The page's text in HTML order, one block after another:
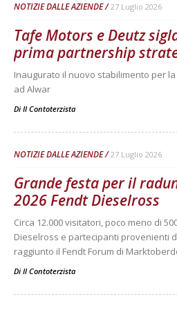
NOTIZIE DALLE AZIENDE 27 Luglio 2026
Tafe Motors e Deutz
prima partnership
Inaugurato il nuovo stabilimento per
ad Alwar
Di Il Contoterzista
NOTIZIE DALLE AZIENDE 27 Luglio 2026
Grande festa per il
2026 Fendt Dieselross
Circa 12.000 visitatori, poco meno di
Dieselross e partecipanti provenienti
raggiunto il Fendt Forum di
Di Il Contoterzista